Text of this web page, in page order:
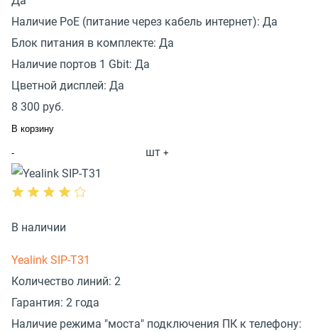
Наличие PoE (питание через кабель интернет): Да
Блок питания в комплекте: Да
Наличие портов 1 Gbit: Да
Цветной дисплей: Да
8 300 руб.
В корзину
- шт +
В наличии
Yealink SIP-T31
Количество линий: 2
Гарантия: 2 года
Наличие режима "моста" подключения ПК к телефону: